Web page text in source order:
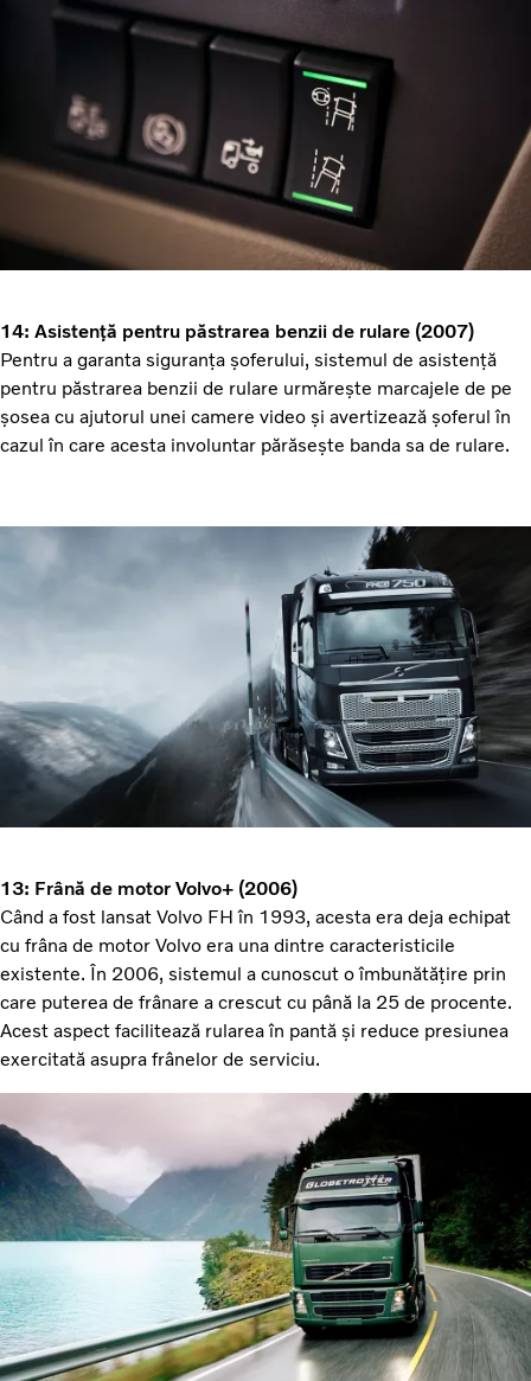
14: Asistență pentru păstrarea benzii de rulare (2007)
Pentru a garanta siguranța șoferului, sistemul de asistență
pentru păstrarea benzii de rulare urmărește marcajele de pe
șosea cu ajutorul unei camere video și avertizează șoferul în
cazul în care acesta involuntar părăsește banda sa de rulare.
13: Frână de motor Volvo+ (2006)
Când a fost lansat Volvo FH în 1993, acesta era deja echipat
cu frâna de motor Volvo era una dintre caracteristicile
existente. În 2006, sistemul a cunoscut o îmbunătățire prin
care puterea de frânare a crescut cu până la 25 de procente.
Acest aspect facilitează rularea în pantă și reduce presiunea
exercitată asupra frânelor de serviciu.